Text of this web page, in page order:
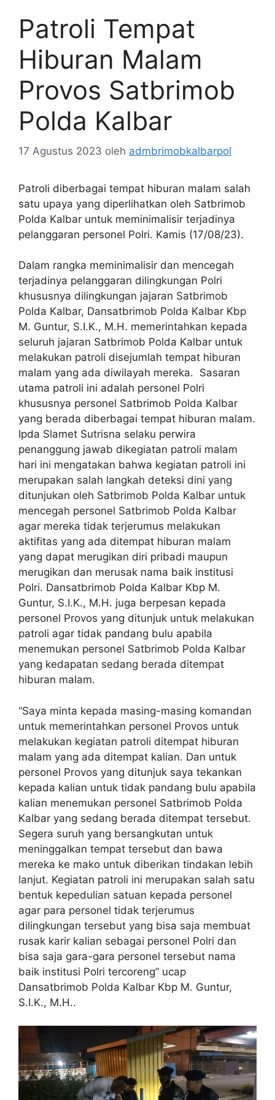
Patroli Tempat
Hiburan Malam
Provos Satbrimob
Polda Kalbar
17 Agustus 2023 oleh admbrimobkalbarpol
Patroli diberbagai tempat hiburan malam salah
satu upaya yang diperlihatkan oleh Satbrimob
Polda Kalbar untuk meminimalisir terjadinya
pelanggaran personel Polri. Kamis (17/08/23).
Dalam rangka meminimalisir dan mencegah
terjadinya pelanggaran dilingkungan Polri
khususnya dilingkungan jajaran Satbrimob
Polda Kalbar, Dansatbrimob Polda Kalbar Kbp
M. Guntur, S.I.K., M.H. memerintahkan kepada
seluruh jajaran Satbrimob Polda Kalbar untuk
melakukan patroli disejumlah tempat hiburan
malam yang ada diwilayah mereka. Sasaran
utama patroli ini adalah personel Polri
khususnya personel Satbrimob Polda Kalbar
yang berada diberbagai tempat hiburan malam.
Ipda Slamet Sutrisna selaku perwira
penanggung jawab dikegiatan patroli malam
hari ini mengatakan bahwa kegiatan patroli ini
merupakan salah langkah deteksi dini yang
ditunjukan oleh Satbrimob Polda Kalbar untuk
mencegah personel Satbrimob Polda Kalbar
agar mereka tidak terjerumus melakukan
aktifitas yang ada ditempat hiburan malam
yang dapat merugikan diri pribadi maupun
merugikan dan merusak nama baik institusi
Polri. Dansatbrimob Polda Kalbar Kbp M.
Guntur, S.I.K., M.H. juga berpesan kepada
personel Provos yang ditunjuk untuk melakukan
patroli agar tidak pandang bulu apabila
menemukan personel Satbrimob Polda Kalbar
yang kedapatan sedang berada ditempat
hiburan malam.
“Saya minta kepada masing-masing komandan
untuk memerintahkan personel Provos untuk
melakukan kegiatan patroli ditempat hiburan
malam yang ada ditempat kalian. Dan untuk
personel Provos yang ditunjuk saya tekankan
kepada kalian untuk tidak pandang bulu apabila
kalian menemukan personel Satbrimob Polda
Kalbar yang sedang berada ditempat tersebut.
Segera suruh yang bersangkutan untuk
meninggalkan tempat tersebut dan bawa
mereka ke mako untuk diberikan tindakan lebih
lanjut. Kegiatan patroli ini merupakan salah satu
bentuk kepedulian satuan kepada personel
agar para personel tidak terjerumus
dilingkungan tersebut yang bisa saja membuat
rusak karir kalian sebagai personel Polri dan
bisa saja gara-gara personel tersebut nama
baik institusi Polri tercoreng” ucap
Dansatbrimob Polda Kalbar Kbp M. Guntur,
S.I.K., M.H..